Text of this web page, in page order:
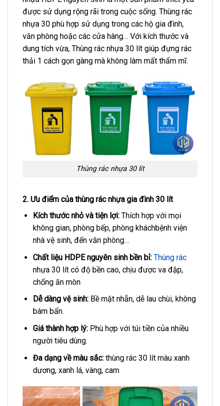
được sử dụng rộng rãi trong cuộc sống. Thùng rác
nhựa 30 phù hợp sử dụng trong các hộ gia đình,
văn phòng hoặc các cửa hàng… Với kích thước và
dung tích vừa, Thùng rác nhựa 30 lít giúp đựng rác
thải 1 cách gọn gàng mà không làm mất thẩm mĩ.
Thùng rác nhựa 30 lít
2. Ưu điểm của thùng rác nhựa gia đình 30 lít
Kích thước nhỏ và tiện lợi:Thích hợp với mọi
không gian, phòng bếp, phòng kháchbệnh viện
nhà vệ sinh, đến văn phòng…
Chất liệu HDPE nguyên sinh bền bỉ: Thùng rác
nhựa 30 lít có độ bền cao, chịu được va đập,
chống ăn mòn
Dễ dàng vệ sinh:Bề mặt nhẵn, dễ lau chùi, không
bám bẩn.
Giá thành hợp lý:Phù hợp với túi tiền của nhiều
người tiêu dùng.
Đa dạng về màu sắc:thùng rác 30 lít màu xanh
dương, xanh lá, vàng, cam